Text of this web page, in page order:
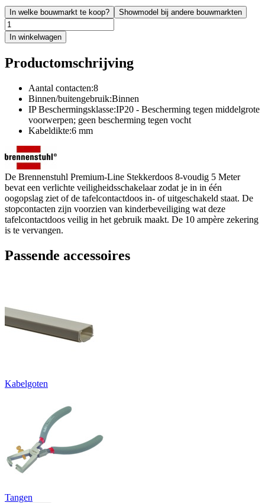
In welke bouwmarkt te koop? Showmodel bij andere bouwmarkten
In winkelwagen
Productomschrijving
Aantal contacten:8
Binnen/buitengebruik:Binnen
IP Beschermingsklasse:IP20 - Bescherming tegen middelgrote
voorwerpen; geen bescherming tegen vocht
Kabeldikte:6 mm
De Brennenstuhl Premium-Line Stekkerdoos 8-voudig 5 Meter
bevat een verlichte veiligheidsschakelaar zodat je in in één
oogopslag ziet of de tafelcontactdoos in- of uitgeschakeld staat. De
stopcontacten zijn voorzien van kinderbeveiliging wat deze
tafelcontactdoos veilig in het gebruik maakt. De 10 ampère zekering
is te vervangen.
Passende accessoires
Kabelgoten
Tangen